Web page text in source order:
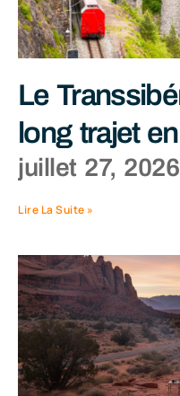
Le
long trajet
juillet 27, 2026
Lire La Suite »